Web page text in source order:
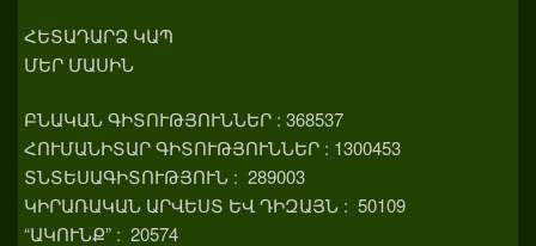
ՀԵՏԱԴԱՐՁ ԿԱՊ
ՄԵՐ ՄԱՍԻՆ
ԲՆԱԿԱՆ ԳԻՏՈՒԹՅՈՒՆՆԵՐ : 368537
ՀՈՒՄԱՆԻՏԱՐ ԳԻՏՈՒԹՅՈՒՆՆԵՐ : 1300453
ՏՆՏԵՍԱԳԻՏՈՒԹՅՈՒՆ : 289003
ԿԻՐԱՌԱԿԱՆ ԱՐՎԵՍՏ ԵՎ ԴԻԶԱՅՆ : 50109
“ԱԿՈՒՆՔ” : 20574